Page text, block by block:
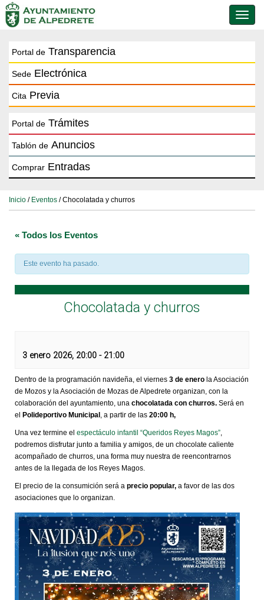
de
Portal de Transparencia
Sede Electrónica
Cita Previa
Portal de Trámites
Tablón de Anuncios
Comprar Entradas
Inicio / Eventos / Chocolatada y churros
« Todos los Eventos
Este evento ha pasado.
Chocolatada y churros
3 enero 2026, 20:00 - 21:00
Dentro de la programación navideña, el viernes 3 de enero la Asociación
de Mozos y la Asociación de Mozas de Alpedrete organizan, con la
colaboración del ayuntamiento, una chocolatada con churros. Será en
el
Polideportivo Municipal , a partir de las 20:00 h,
Una vez termine el espectáculo infantil “Queridos Reyes Magos”,
podremos disfrutar junto a familia y amigos, de un chocolate caliente
acompañado de churros, una forma muy nuestra de reencontrarnos
antes de la llegada de los Reyes Magos.
El precio de la consumición será a precio popular, a favor de las dos
asociaciones que lo organizan.